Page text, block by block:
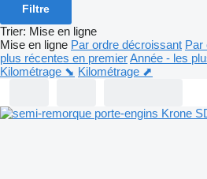
Filtre
Trier: Mise en ligne
Mise en ligne Par ordre décroissant Par
plus récentes en premierAnnée - les
Kilométrage ⬊ Kilométrage ⬈